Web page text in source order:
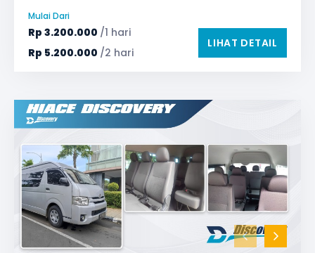
Safety Tools (P3K, Windows Breaker, dll)
TV LED & Android System
Water Dispenser
Mulai Dari
Rp 3.200.000 /1 hari
Rp 5.200.000 /2 hari
LIHAT DETAIL